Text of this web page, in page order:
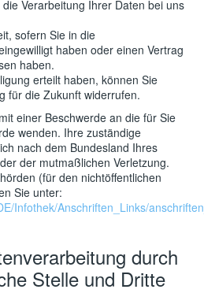
Verarbeitung Ihrer Daten bei uns
sofern Sie in die
haben oder einen Vertrag
haben.
erteilt haben, können Sie
für die Zukunft widerrufen.
einer Beschwerde an die für Sie
wenden. Ihre zuständige
nach dem Bundesland Ihres
der mutmaßlichen Verletzung.
(für den nichtöffentlichen
Sie unter:
Infothek/Anschriften_Links/
durch
Stelle und Dritte